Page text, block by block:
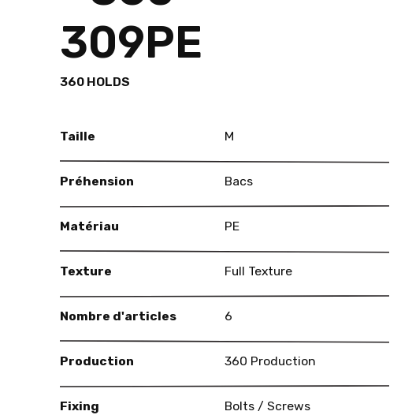
309PE
360 HOLDS
Taille M
Préhension Bacs
Matériau PE
Texture Full Texture
Nombre d'articles 6
Production 360 Production
Fixing Bolts / Screws